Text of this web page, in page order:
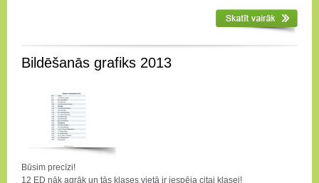
Bildēšanās grafiks 2013
Būsim precīzi!
12 ED nāk agrāk un tās klases vietā ir iespēja citai klasei!